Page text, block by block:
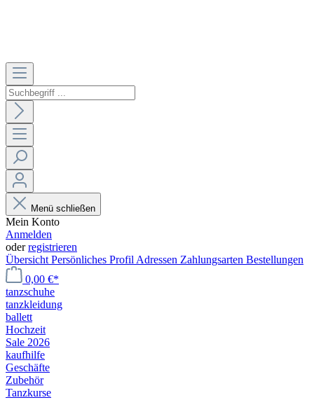
Menü schließen
Mein Konto
Anmelden
oderregistrieren
Übersicht Persönliches Profil Adressen Zahlungsarten Bestellungen
0,00 €*
tanzschuhe
tanzkleidung
ballett
Hochzeit
Sale 2026
kaufhilfe
Geschäfte
Zubehör
Tanzkurse